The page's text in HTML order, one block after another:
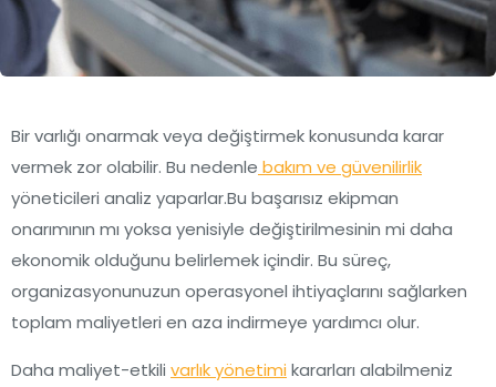
Bir varlığı onarmak veya değiştirmek konusunda karar
vermek zor olabilir. Bu nedenle bakım ve güvenilirlik
yöneticileri analiz yaparlar.Bu başarısız ekipman
onarımının mı yoksa yenisiyle değiştirilmesinin mi daha
ekonomik olduğunu belirlemek içindir. Bu süreç,
organizasyonunuzun operasyonel ihtiyaçlarını sağlarken
toplam maliyetleri en aza indirmeye yardımcı olur.
Daha maliyet-etkili varlık yönetimikararları alabilmeniz